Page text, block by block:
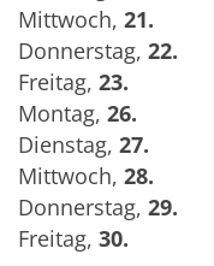
Mittwoch, 21.
Donnerstag, 22.
Freitag, 23.
Montag, 26.
Dienstag, 27.
Mittwoch, 28.
Donnerstag, 29.
Freitag, 30.